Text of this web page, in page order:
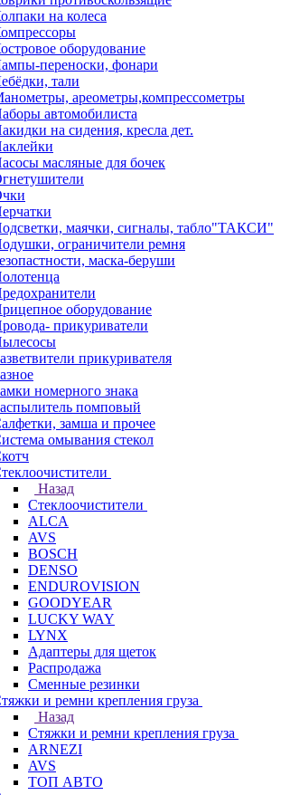
на колеса
оборудование
переноски, фонари
тали
ареометры,компрессометры
автомобилиста
на сидения, кресла дет.
масляные для бочек
маячки, сигналы, табло"ТАКСИ"
ограничители ремня
маска-беруши
оборудование
прикуриватели
прикуривателя
номерного знака
помповый
замша и прочее
омывания стекол
Назад
Стеклоочистители
ALCA
AVS
BOSCH
DENSO
ENDUROVISION
GOODYEAR
LUCKY WAY
LYNX
Адаптеры для щеток
Распродажа
Сменные резинки
и ремни крепления груза
Назад
Стяжки и ремни крепления груза
ARNEZI
AVS
ТОП АВТО